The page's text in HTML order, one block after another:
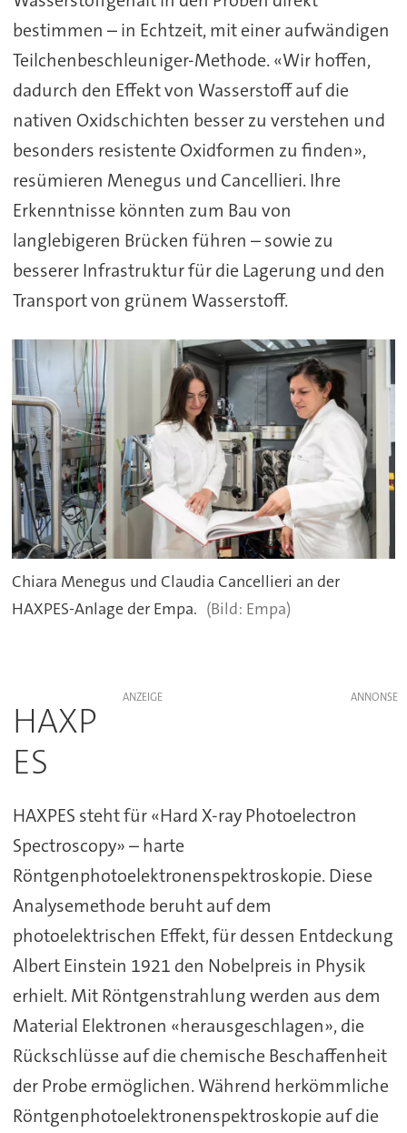
bestimmen – in Echtzeit, mit einer aufwändigen
Teilchenbeschleuniger-Methode. «Wir hoffen,
dadurch den Effekt von Wasserstoff auf die
nativen Oxidschichten besser zu verstehen und
besonders resistente Oxidformen zu finden»,
resümieren Menegus und Cancellieri. Ihre
Erkenntnisse könnten zum Bau von
langlebigeren Brücken führen – sowie zu
besserer Infrastruktur für die Lagerung und den
Transport von grünem Wasserstoff.
Chiara Menegus und Claudia Cancellieri an der
HAXPES-Anlage der Empa.
Empa)
ANZEIGE
HAXP
ES
HAXPES steht für «Hard X-ray Photoelectron
Spectroscopy» – harte
Röntgenphotoelektronenspektroskopie. Diese
Analysemethode beruht auf dem
photoelektrischen Effekt, für dessen Entdeckung
Albert Einstein 1921 den Nobelpreis in Physik
erhielt. Mit Röntgenstrahlung werden aus dem
Material Elektronen «herausgeschlagen», die
Rückschlüsse auf die chemische Beschaffenheit
der Probe ermöglichen. Während herkömmliche
Röntgenphotoelektronenspektroskopie auf die